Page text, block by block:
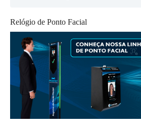
Relógio de Ponto Facial